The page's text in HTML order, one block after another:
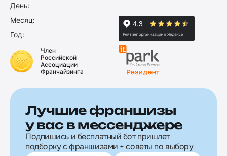
День:
Месяц:
Год:
Член
Российской
Ассоциации
Франчайзинга
Лучшие франшизы
у вас в мессенджере
Подпишись и бесплатный бот пришлет
подборку с франшизами + советы по выбору